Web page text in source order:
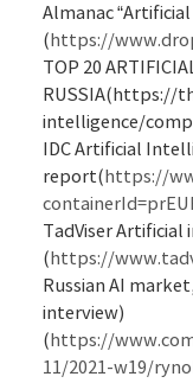
Almanac
( https://
TOP 20
RUSSIA( https://
intelligence/
IDC Artificial
report( https://
TadViser Artificial
( https://
Russian AI
interview)
( https://
11/2021-w19/